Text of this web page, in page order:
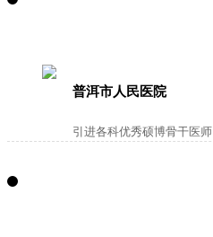
普洱市人民医院
引进各科优秀硕博骨干医师